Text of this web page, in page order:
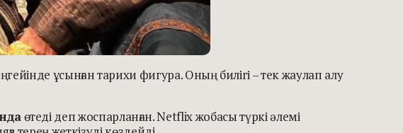
ұсынған тарихи фигура. Оның билігі – тек жаулап алу
өтеді деп жоспарланған. Netflix жобасы түркі әлемі